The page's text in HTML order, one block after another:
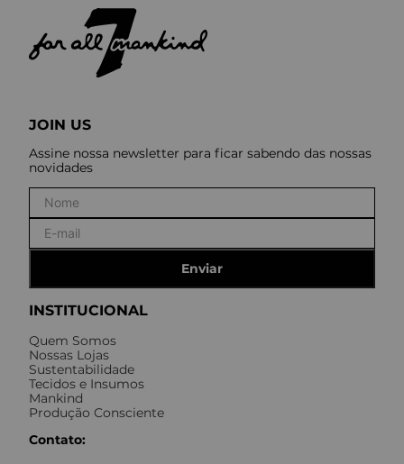
INSTITUCIONAL
Quem Somos
Nossas Lojas
Sustentabilidade
Tecidos e Insumos
Mankind
Produção Consciente
Contato:
JOIN US
Assine nossa newsletter para ficar sabendo das nossas
novidades
Enviar